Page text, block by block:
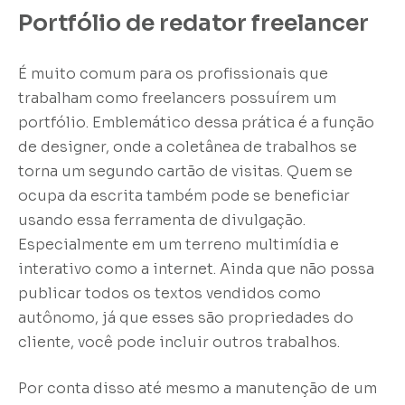
Portfólio de redator freelancer
É muito comum para os profissionais que
trabalham como freelancers possuírem um
portfólio. Emblemático dessa prática é a função
de designer, onde a coletânea de trabalhos se
torna um segundo cartão de visitas. Quem se
ocupa da escrita também pode se beneficiar
usando essa ferramenta de divulgação.
Especialmente em um terreno multimídia e
interativo como a internet. Ainda que não possa
publicar todos os textos vendidos como
autônomo, já que esses são propriedades do
cliente, você pode incluir outros trabalhos.
Por conta disso até mesmo a manutenção de um